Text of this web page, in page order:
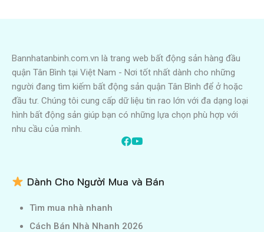
Bannhatanbinh.com.vn là trang web bất động sản hàng đầu
quận Tân Bình tại Việt Nam - Nơi tốt nhất dành cho những
người đang tìm kiếm bất động sản quận Tân Bình để ở hoặc
đầu tư. Chúng tôi cung cấp dữ liệu tin rao lớn với đa dạng loại
hình bất động sản giúp bạn có những lựa chọn phù hợp với
nhu cầu của mình.
Dành Cho Người Mua và Bán
Tìm mua nhà nhanh
Cách Bán Nhà Nhanh 2026